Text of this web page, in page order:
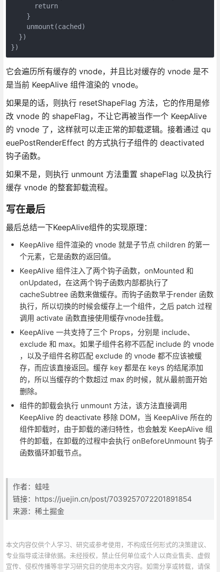
      return
    }
    unmount(cached)
  })
它会遍历所有缓存的 vnode，并且比对缓存的 vnode 是不
是当前 KeepAlive 组件渲染的 vnode。
如果是的话，则执行 resetShapeFlag 方法，它的作用是修
改 vnode 的 shapeFlag，不让它再被当作一个 KeepAlive
的 vnode 了，这样就可以走正常的卸载逻辑。接着通过 qu
euePostRenderEffect 的方式执行子组件的 deactivated
钩子函数。
如果不是，则执行 unmount 方法重置 shapeFlag 以及执行
缓存 vnode 的整套卸载流程。
写在最后
最后总结一下KeepAlive组件的实现原理：
KeepAlive 组件渲染的 vnode 就是子节点 children 的第一
个元素，它是函数的返回值。
KeepAlive 组件注入了两个钩子函数，onMounted 和
onUpdated，在这两个钩子函数内部都执行了
cacheSubtree 函数来做缓存。而钩子函数早于render 函数
执行，所以切换的时候会缓存上一个组件，之后 patch 过程
调用 activate 函数直接使用缓存vnode挂载。
KeepAlive 一共支持了三个 Props，分别是 include、
exclude 和 max。如果子组件名称不匹配 include 的 vnode
，以及子组件名称匹配 exclude 的 vnode 都不应该被缓
存，而应该直接返回。缓存 key 都是在 keys 的结尾添加
的，所以当缓存的个数超过 max 的时候，就从最前面开始
删除。
组件的卸载会执行 unmount 方法，该方法直接调用
KeepAlive 的 deactivate 移除 DOM，当 KeepAlive 所在的
组件卸载时，由于卸载的递归特性，也会触发 KeepAlive 组
件的卸载，在卸载的过程中会执行 onBeforeUnmount 钩子
函数循环卸载节点。
作者：蛙哇
链接：https://juejin.cn/post/7039257072201891854
来源：稀土掘金
本文内容仅供个人学习、研究或参考使用，不构成任何形式的决策建议、
专业指导或法律依据。未经授权，禁止任何单位或个人以商业售卖、虚假
宣传、侵权传播等非学习研究目的使用本文内容。如需分享或转载，请保